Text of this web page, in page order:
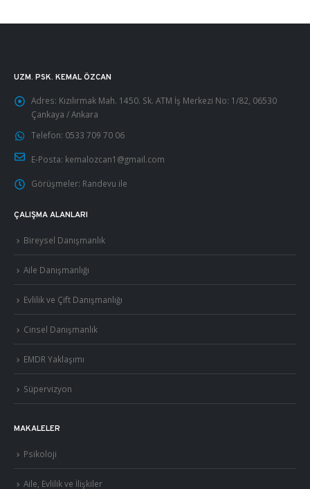
UZM. PSK. KEMAL ÖZCAN
Adres: Kızılırmak Mah. 1450. Sk. ATM İş Merkezi No: 1/82, 06530
Çankaya / Ankara
Telefon: 0533 709 70 06
E-Posta: kemalozcan1@gmail.com
Görüşmeler: Randevu ile
ÇALIŞMA ALANLARI
Bireysel Danışmanlık
Aile Danışmanlığı
Evlilik ve Çift Danışmanlığı
Cinsel Danışmanlık
EMDR Yaklaşımı
Süpervizyon
MAKALELER
Psikoloji
Aile, Evlilik ve İlişkiler